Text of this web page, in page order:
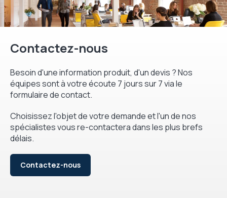
Contactez-nous
Besoin d'une information produit, d'un devis ? Nos
équipes sont à votre écoute 7 jours sur 7 via le
formulaire de contact.
Choisissez l'objet de votre demande et l'un de nos
spécialistes vous re-contactera dans les plus brefs
délais.
Contactez-nous